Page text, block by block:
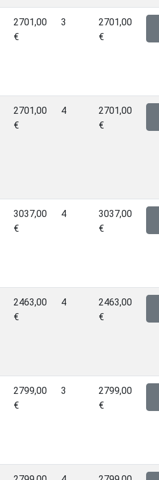
2701,00
€
3
2701,00
€
2701,00
€
4
2701,00
€
3037,00
€
4
3037,00
€
2463,00
€
4
2463,00
€
2799,00
€
3
2799,00
€